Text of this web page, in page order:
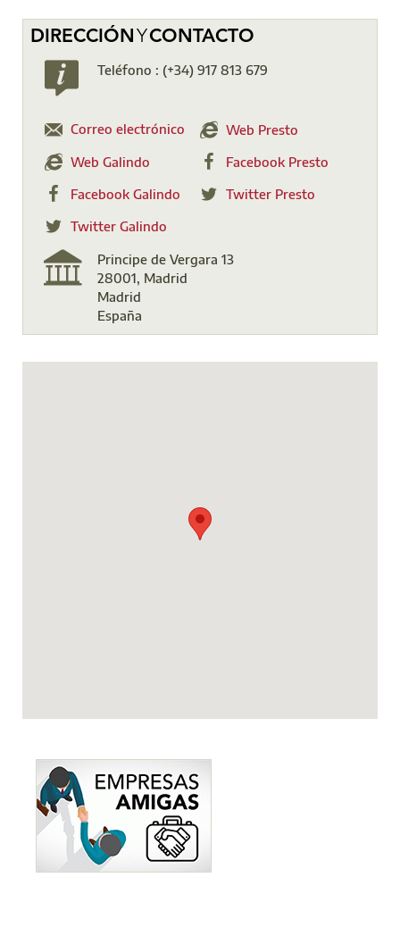
DIRECCIÓN YCONTACTO
Teléfono : (+34) 917 813 679
Correo electrónico
Web Presto
Web Galindo
Facebook Presto
Facebook Galindo
Twitter Presto
Twitter Galindo
Principe de Vergara 13
28001, Madrid
Madrid
España